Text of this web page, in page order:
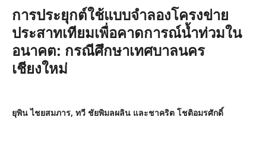
การประยุกต์ใช้แบบจำลองโครงข่าย
ประสาทเทียมเพื่อคาดการณ์น้ำท่วมใน
อนาคต: กรณีศึกษาเทศบาลนคร
เชียงใหม่
ยุพิน ไชยสมภาร, ทวี ชัยพิมลผลิน และชาคริต โชติอมรศักดิ์